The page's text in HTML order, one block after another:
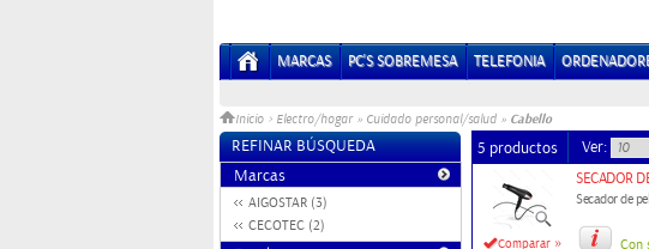
MARCAS PC'S SOBREMESA TELEFONIA
Inicio > Electro/hogar » Cuidado personal/salud » Cabello
REFINAR BÚSQUEDA
Marcas
AIGOSTAR (3)
CECOTEC (2)
5 productos Ver:
Comparar »
SECADOR
Secador de
Con